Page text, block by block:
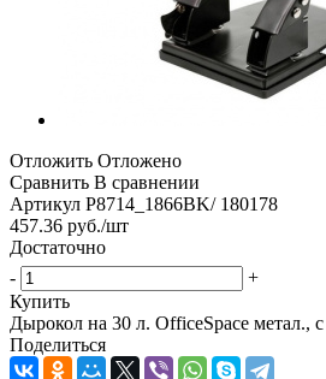
Отложить Отложено
Сравнить В сравнении
Артикул P8714_1866BK/ 180178
457.36 руб./шт
Достаточно
-
+
Купить
Дырокол на 30 л. OfficeSpace метал.,
Поделиться